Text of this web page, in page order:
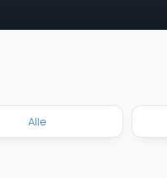
Alle